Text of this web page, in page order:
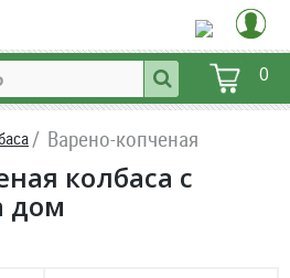
0
Варено-копченая
колбаса с
дом